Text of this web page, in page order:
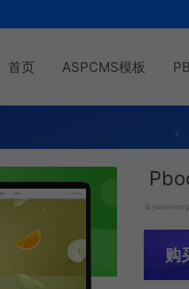
首页 ASPCMS模板
yuanmeng
购